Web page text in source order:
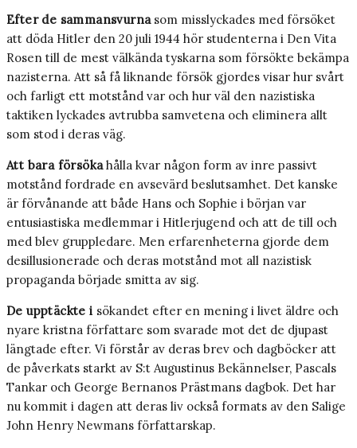
Efter de sammansvurnasom misslyckades med försöket
att döda Hitler den 20 juli 1944 hör studenterna i Den Vita
Rosen till de mest välkända tyskarna som försökte bekämpa
nazisterna. Att så få liknande försök gjordes visar hur svårt
och farligt ett motstånd var och hur väl den nazistiska
taktiken lyckades avtrubba samvetena och eliminera allt
som stod i deras väg.
Att bara försökahålla kvar någon form av inre passivt
motstånd fordrade en avsevärd beslutsamhet. Det kanske
är förvånande att både Hans och Sophie i början var
entusiastiska medlemmar i Hitlerjugend och att de till och
med blev gruppledare. Men erfarenheterna gjorde dem
desillusionerade och deras motstånd mot all nazistisk
propaganda började smitta av sig.
De upptäckte i sökandet efter en mening i livet äldre och
nyare kristna författare som svarade mot det de djupast
längtade efter. Vi förstår av deras brev och dagböcker att
de påverkats starkt av S:t Augustinus Bekännelser, Pascals
Tankar och George Bernanos Prästmans dagbok. Det har
nu kommit i dagen att deras liv också formats av den Salige
John Henry Newmans författarskap.